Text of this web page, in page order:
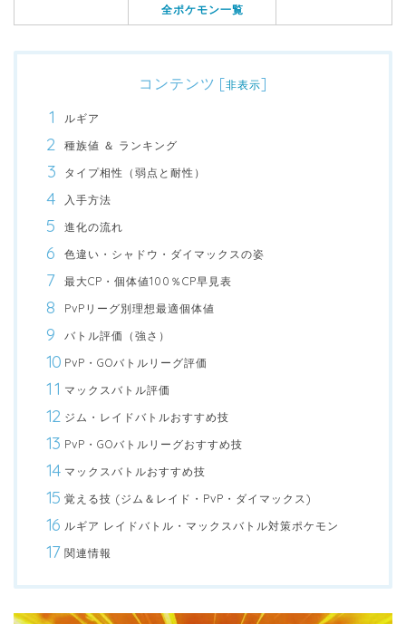
全ポケモン一覧
コンテンツ [非表示]
ルギア
種族値 ＆ ランキング
タイプ相性（弱点と耐性）
入手方法
進化の流れ
色違い・シャドウ・ダイマックスの姿
最大CP・個体値100％CP早見表
PvPリーグ別理想最適個体値
バトル評価（強さ）
PvP・GOバトルリーグ評価
マックスバトル評価
ジム・レイドバトルおすすめ技
PvP・GOバトルリーグおすすめ技
マックスバトルおすすめ技
覚える技 (ジム＆レイド・PvP・ダイマックス)
ルギア レイドバトル・マックスバトル対策ポケモン
関連情報